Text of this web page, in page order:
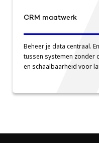
CRM maatwerk
Beheer je data centraal.
tussen systemen zonder
en schaalbaarheid voor